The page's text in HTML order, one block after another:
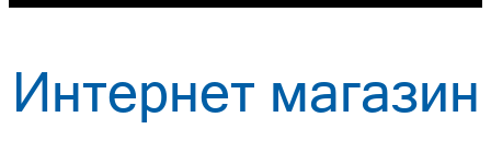
Интернет магазин